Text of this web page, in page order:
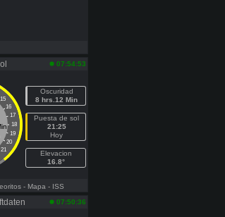
07:54:53
15
16
17
18
19
20
21
Oscuridad
8 hrs.12 Min
Puesta de sol
21:25
Hoy
Elevacion
16.8°
- Mapa - ISS
07:50:36